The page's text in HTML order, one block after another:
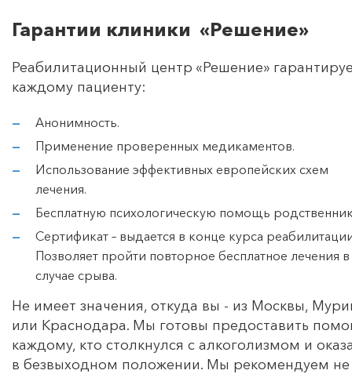
Гарантии клиники «Решение»
Реабилитационный центр «Решение»
каждому пациенту:
Анонимность.
Применение проверенных медикаментов.
Использование эффективных европейских схем
лечения.
Бесплатную психологическую помощь
Сертификат – выдается в конце курса
Позволяет пройти повторное бесплатное лечения в
случае срыва.
Не имеет значения, откуда вы - из Москвы,
или Краснодара. Мы готовы предоставить
каждому, кто столкнулся с алкоголизмом и
в безвыходном положении. Мы рекомендуем не